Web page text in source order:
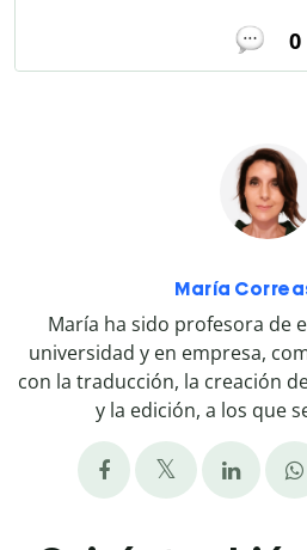
0
María
María ha sido profesora de
universidad y en empresa,
con la traducción, la creación
y la edición, a los que